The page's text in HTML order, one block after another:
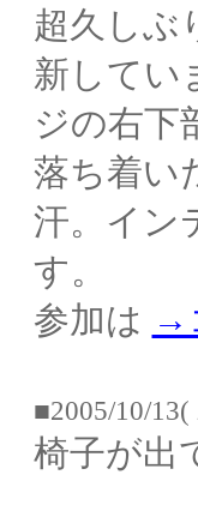
超久しぶ
新してい
ジの右下
落ち着い
汗。イン
す。
参加は →
■2005/10/13(
椅子が出